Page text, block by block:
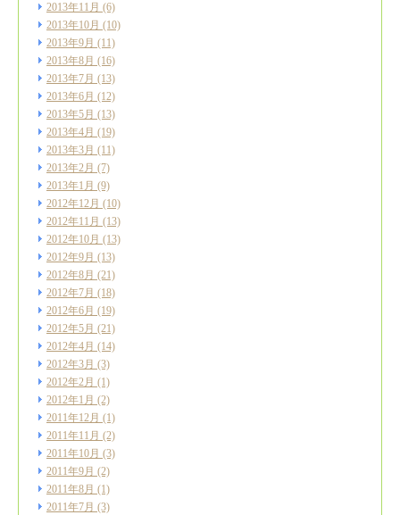
2013年11月 (6)
2013年10月 (10)
2013年9月 (11)
2013年8月 (16)
2013年7月 (13)
2013年6月 (12)
2013年5月 (13)
2013年4月 (19)
2013年3月 (11)
2013年2月 (7)
2013年1月 (9)
2012年12月 (10)
2012年11月 (13)
2012年10月 (13)
2012年9月 (13)
2012年8月 (21)
2012年7月 (18)
2012年6月 (19)
2012年5月 (21)
2012年4月 (14)
2012年3月 (3)
2012年2月 (1)
2012年1月 (2)
2011年12月 (1)
2011年11月 (2)
2011年10月 (3)
2011年9月 (2)
2011年8月 (1)
2011年7月 (3)